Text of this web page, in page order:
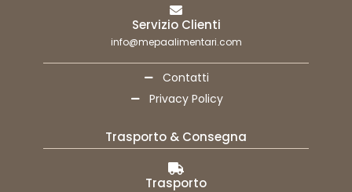
Servizio Clienti
info@mepaalimentari.com
Contatti
Privacy Policy
Trasporto & Consegna
Trasporto